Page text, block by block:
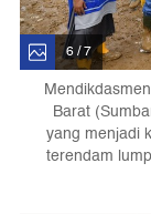
6 / 7
Barat
yang menjadi
terendam